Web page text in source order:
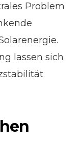
Problem
lassen sich